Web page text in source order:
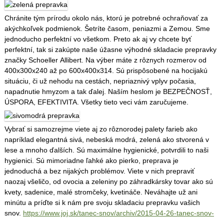
Chránite tým prírodu okolo nás, ktorú je potrebné ochraňovať za
akýchkoľvek podmienok. Šetríte časom, peniazmi a Zemou. Sme
jednoducho perfektní vo všetkom. Preto ak aj vy chcete byť
perfektní, tak si zakúpte naše úžasne výhodné skladacie prepravky
značky Schoeller Allibert. Na výber máte z rôznych rozmerov od
400x300x240 až po 600x400x314. Sú prispôsobené na hocijakú
situáciu, či už nehodu na cestách, nepriaznivý vplyv počasia,
napadnutie hmyzom a tak ďalej. Naším heslom je BEZPEČNOSŤ,
ÚSPORA, EFEKTIVITA. Všetky tieto veci vám zaručujeme.
Vybrať si samozrejme viete aj zo rôznorodej palety farieb ako
napríklad elegantná sivá, nebeská modrá, zelená ako stvorená v
lese a mnoho ďalších. Sú maximálne hygienické, potvrdili to naši
hygienici. Sú mimoriadne ľahké ako pierko, preprava je
jednoduchá a bez nijakých problémov. Viete v nich prepraviť
naozaj všeličo, od ovocia a zeleniny po záhradkársky tovar ako sú
kvety, sadenice, malé stromčeky, kvetináče. Neváhajte už ani
minútu a príďte si k nám pre svoju skladaciu prepravku vašich
snov. https://www.joj.sk/tanec-snov/archiv/2015-04-26-tanec-snov-